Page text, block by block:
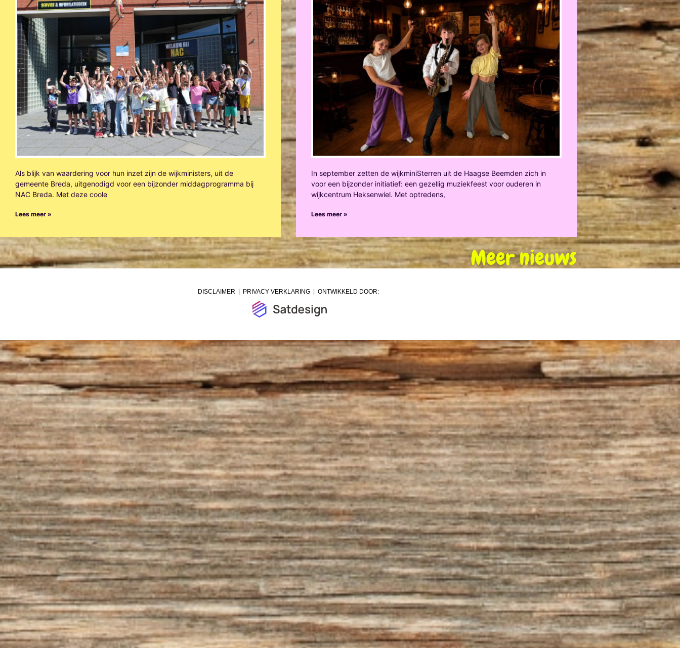
Als blijk van waardering voor hun inzet zijn de wijkministers, uit de
gemeente Breda, uitgenodigd voor een bijzonder middagprogramma bij
NAC Breda. Met deze coole
Lees meer »
In september zetten de wijkminiSterren uit de Haagse Beemden zich in
voor een bijzonder initiatief: een gezellig muziekfeest voor ouderen in
wijkcentrum Heksenwiel. Met optredens,
Lees meer »
Meer nieuws
DISCLAIMER PRIVACY VERKLARING | ONTWIKKELD DOOR: